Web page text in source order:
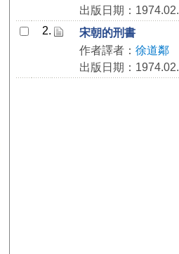
出版日期：
2.
宋朝的刑書
作者譯者： 徐道鄰
出版日期：